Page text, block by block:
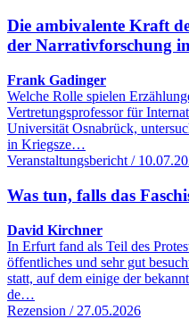
Die ambivalente Kraft
der Narrativforschung
Frank Gadinger
Welche Rolle spielen
Vertretungsprofessor für
Universität Osnabrück,
in Kriegsze…
Veranstaltungsbericht /
Was tun, falls das
David Kirchner
In Erfurt fand als Teil des
öffentliches und sehr gut
statt, auf dem einige der
de…
Rezension / 27.05.2026